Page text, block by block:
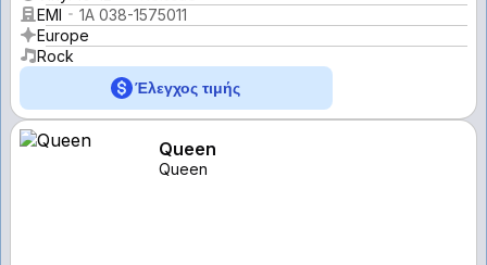
EMI
1A 038-1575011
Europe
Rock
Έλεγχος τιμής
Queen
Queen